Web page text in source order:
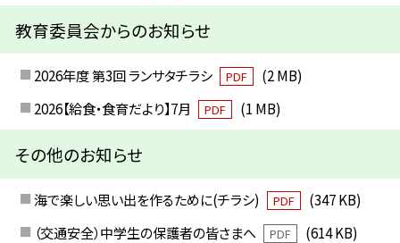
教育委員会からのお知らせ
2026年度 第3回 ランサタチラシ PDF
(2 MB)
2026【給食・食育だより】7月
PDF (1 MB)
その他のお知らせ
海で楽しい思い出を作るために(チラシ) PDF
(347 KB)
（交通安全）中学生の保護者の皆さまへ
PDF
(614 KB)